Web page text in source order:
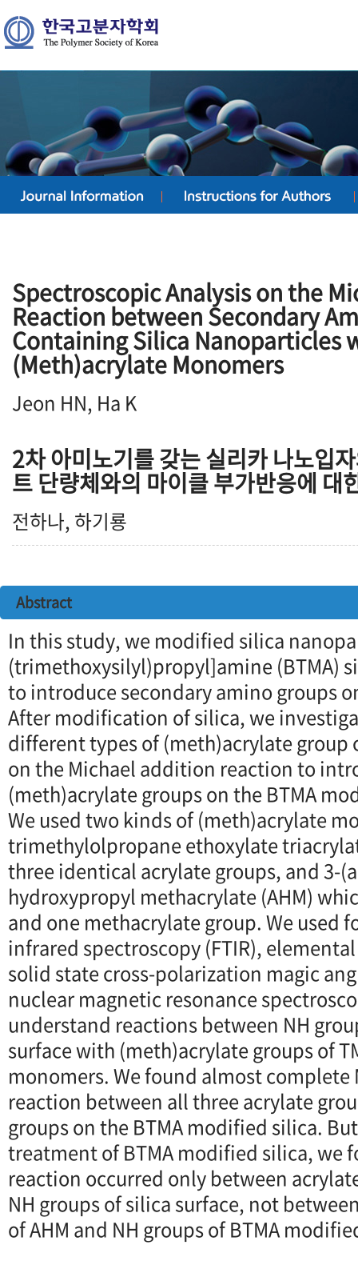
Spectroscopic Analysis on the
Reaction between Secondary
Containing Silica Nanoparticles
(Meth)acrylate Monomers
Jeon HN, Ha K
2차 아미노기를 갖는 실리카 나노입
트 단량체와의 마이클 부가반응에 대
전하나, 하기룡
Abstract
In this study, we modified silica
(trimethoxysilyl)propyl]amine (BTMA)
to introduce secondary amino groups
After modification of silica, we
different types of (meth)acrylate
on the Michael addition reaction to
(meth)acrylate groups on the BTMA
We used two kinds of (meth)acrylate
trimethylolpropane ethoxylate
three identical acrylate groups, and 3-
hydroxypropyl methacrylate (AHM)
and one methacrylate group. We used
infrared spectroscopy (FTIR),
solid state cross-polarization magic
nuclear magnetic resonance
understand reactions between NH
surface with (meth)acrylate groups of
monomers. We found almost
reaction between all three acrylate
groups on the BTMA modified silica.
treatment of BTMA modified silica, we
reaction occurred only between
NH groups of silica surface, not
of AHM and NH groups of BTMA